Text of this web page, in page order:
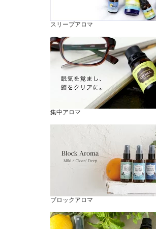
スリープアロマ
集中アロマ
ブロックアロマ